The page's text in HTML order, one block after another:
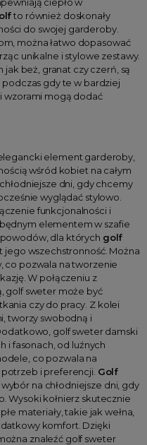
to również doskonały
do swojej garderoby.
można łatwo dopasować
unikalne i stylowe zestawy.
beż, granat czy czerń, są
podczas gdy te w bardziej
wzorami mogą dodać
element garderoby,
wśród kobiet na całym
dni, gdy chcemy
wyglądać stylowo.
funkcjonalności i
elementem w szafie
dla których golf
jego wszechstronność. Można
co pozwala na tworzenie
W połączeniu z
golf sweter może być
czy do pracy. Z kolei
tworzy swobodną i
golf sweter damski
i fasonach, od luźnych
co pozwala na
i preferencji. Golf
na chłodniejsze dni, gdy
Wysoki kołnierz skutecznie
materiały, takie jak wełna,
komfort. Dzięki
znaleźć golf sweter